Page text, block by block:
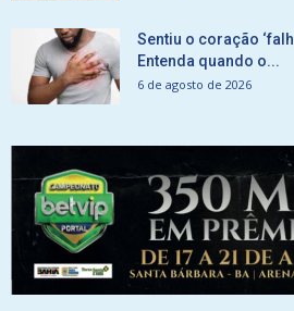
Sentiu o coração
Entenda quando o...
6 de agosto de 2026